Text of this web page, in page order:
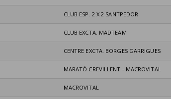
CLUB ESP. 2 X 2 SANTPEDOR
CLUB EXCTA. MADTEAM
CENTRE EXCTA. BORGES GARRIGUES
MARATÓ CREVILLENT - MACROVITAL
MACROVITAL